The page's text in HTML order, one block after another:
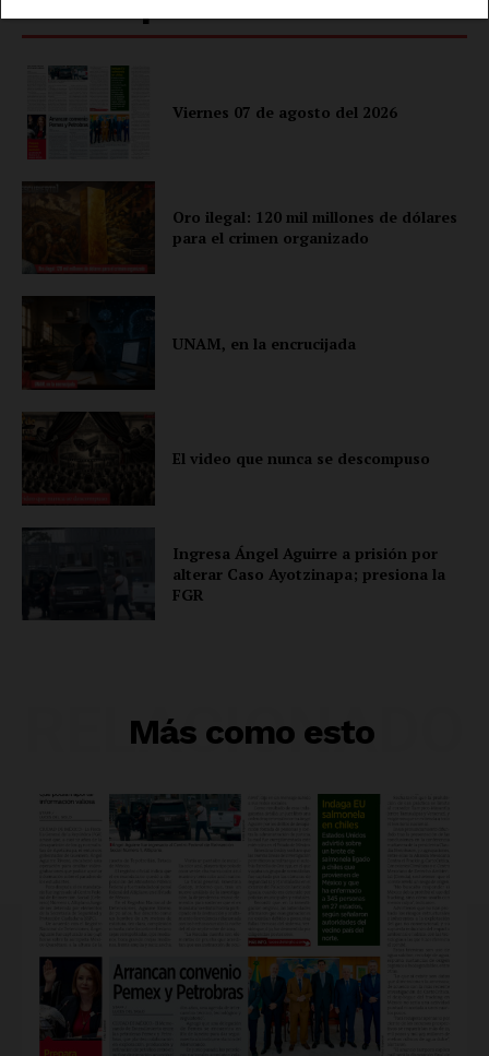
Nosotros
Política de privacidad
Políticas del Sitio
Información Propietaria / Financiación
Viernes 07 de agosto del 2026
Oro ilegal: 120 mil millones de dólares
para el crimen organizado
UNAM, en la encrucijada
El video que nunca se descompuso
Ingresa Ángel Aguirre a prisión por
alterar Caso Ayotzinapa; presiona la
FGR
Más como esto
RELACIONADO